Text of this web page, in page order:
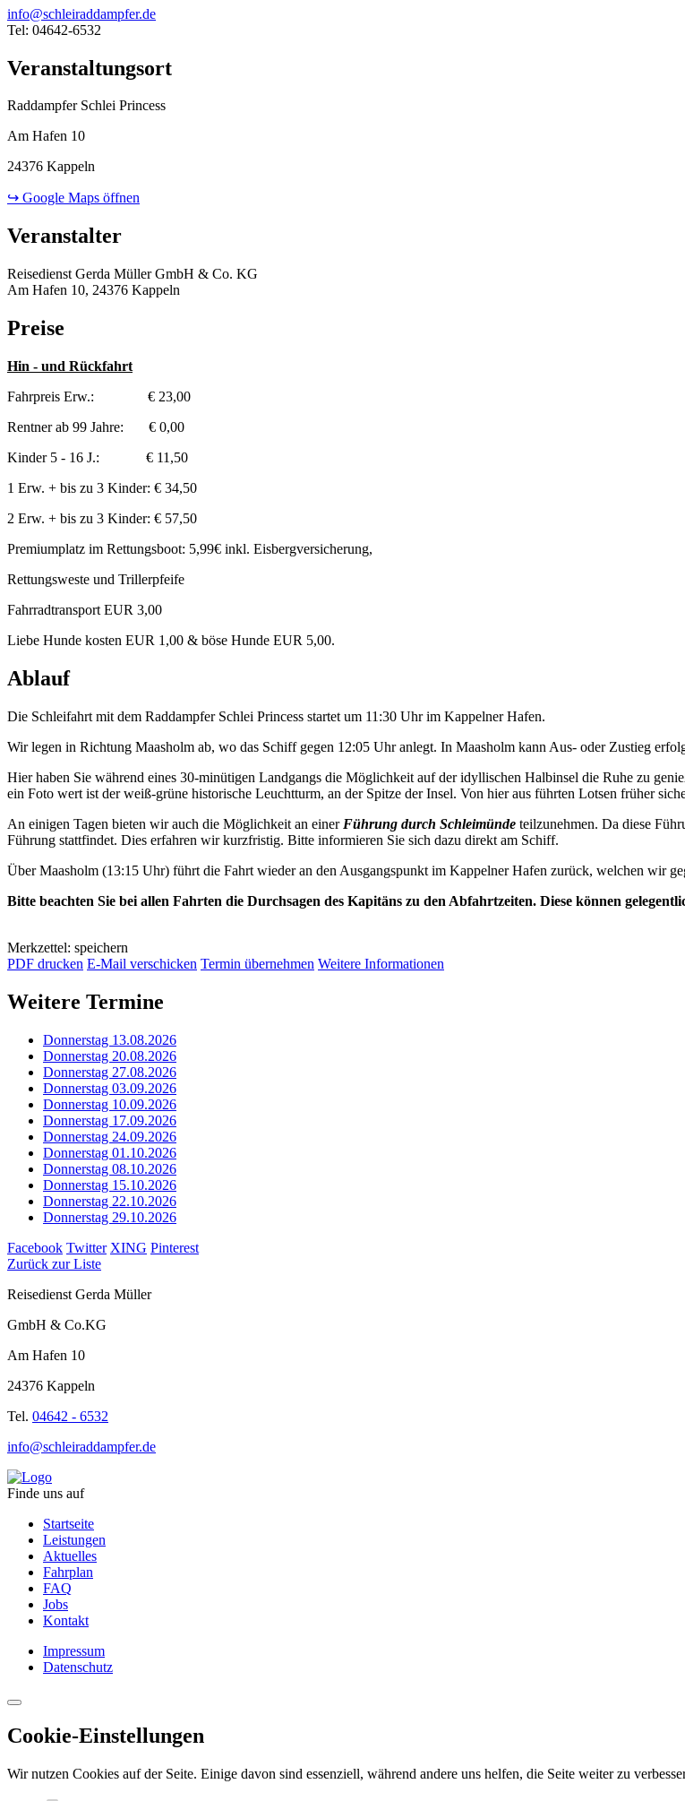
info@schleiraddampfer.de
Tel: 04642-6532
Veranstaltungsort
Raddampfer Schlei Princess
Am Hafen 10
24376 Kappeln
↪ Google Maps öffnen
Veranstalter
Reisedienst Gerda Müller GmbH & Co. KG
Am Hafen 10, 24376 Kappeln
Preise
Hin - und Rückfahrt
Fahrpreis Erw.: € 23,00
Rentner ab 99 Jahre: € 0,00
Kinder 5 - 16 J.: € 11,50
1 Erw. + bis zu 3 Kinder: € 34,50
2 Erw. + bis zu 3 Kinder: € 57,50
Premiumplatz im Rettungsboot: 5,99€ inkl. Eisbergversicherung,
Rettungsweste und Trillerpfeife
Fahrradtransport EUR 3,00
Liebe Hunde kosten EUR 1,00 & böse Hunde EUR 5,00.
Ablauf
Die Schleifahrt mit dem Raddampfer Schlei Princess startet um 11:30 Uhr im Kappelner Hafen.
Wir legen in Richtung Maasholm ab, wo das Schiff gegen 12:05 Uhr anlegt. In Maasholm kann Aus- oder Zustieg
Hier haben Sie während eines 30-minütigen Landgangs die Möglichkeit auf der idyllischen Halbinsel die Ruhe zu
ein Foto wert ist der weiß-grüne historische Leuchtturm, an der Spitze der Insel. Von hier aus führten Lotsen früher
An einigen Tagen bieten wir auch die Möglichkeit an einer Führung durch Schleimünde teilzunehmen. Da diese
Führung stattfindet. Dies erfahren wir kurzfristig. Bitte informieren Sie sich dazu direkt am Schiff.
Über Maasholm (13:15 Uhr) führt die Fahrt wieder an den Ausgangspunkt im Kappelner Hafen zurück, welchen wir
Bitte beachten Sie bei allen Fahrten die Durchsagen des Kapitäns zu den Abfahrtzeiten. Diese können
Merkzettel: speichern
PDF drucken E-Mail verschicken Termin übernehmen Weitere Informationen
Weitere Termine
Donnerstag 13.08.2026
Donnerstag 20.08.2026
Donnerstag 27.08.2026
Donnerstag 03.09.2026
Donnerstag 10.09.2026
Donnerstag 17.09.2026
Donnerstag 24.09.2026
Donnerstag 01.10.2026
Donnerstag 08.10.2026
Donnerstag 15.10.2026
Donnerstag 22.10.2026
Donnerstag 29.10.2026
Facebook Twitter XING Pinterest
Zurück zur Liste
Reisedienst Gerda Müller
GmbH & Co.KG
Am Hafen 10
24376 Kappeln
Tel. 04642 - 6532
info@schleiraddampfer.de
Finde uns auf
Startseite
Leistungen
Aktuelles
Fahrplan
FAQ
Jobs
Kontakt
Impressum
Datenschutz
Cookie-Einstellungen
Wir nutzen Cookies auf der Seite. Einige davon sind essenziell, während andere uns helfen, die Seite weiter zu